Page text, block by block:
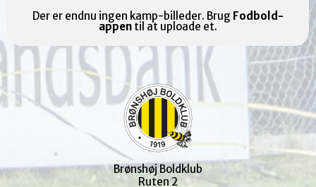
Der er endnu ingen kamp-billeder. Brug Fodbold-
appen til at uploade et.
Brønshøj Boldklub
Ruten 2